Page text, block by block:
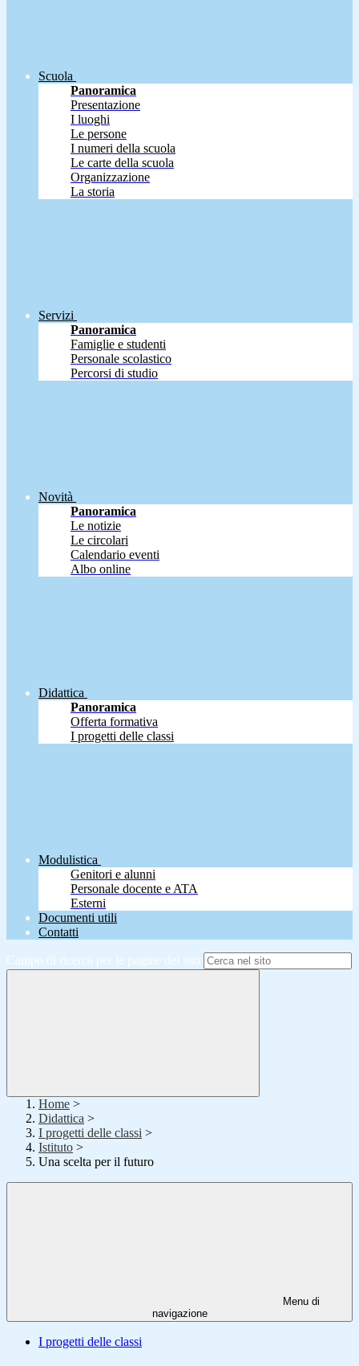
Scuola
Panoramica
Presentazione
I luoghi
Le persone
I numeri della scuola
Le carte della scuola
Organizzazione
La storia
Servizi
Panoramica
Famiglie e studenti
Personale scolastico
Percorsi di studio
Novità
Panoramica
Le notizie
Le circolari
Calendario eventi
Albo online
Didattica
Panoramica
Offerta formativa
I progetti delle classi
Modulistica
Genitori e alunni
Personale docente e ATA
Esterni
Documenti utili
Contatti
Campo di ricerca per le pagine del sito
Home >
Didattica >
I progetti delle classi >
Istituto >
Una scelta per il futuro
Menu di
navigazione
I progetti delle classi